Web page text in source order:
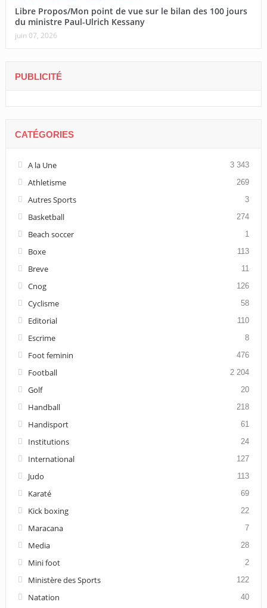
Libre Propos/Mon point de vue sur le bilan des 100 jours
du ministre Paul-Ulrich Kessany
juin 07, 2026
PUBLICITÉ
CATÉGORIES
A la Une 3 343
Athletisme 269
Autres Sports 3
Basketball 274
Beach soccer 1
Boxe 113
Breve 11
Cnog 126
Cyclisme 58
Editorial 110
Escrime 8
Foot feminin 476
Football 2 204
Golf 20
Handball 218
Handisport 61
Institutions 24
International 127
Judo 113
Karaté 69
Kick boxing 22
Maracana 7
Media 28
Mini foot 2
Ministère des Sports 122
Natation 40